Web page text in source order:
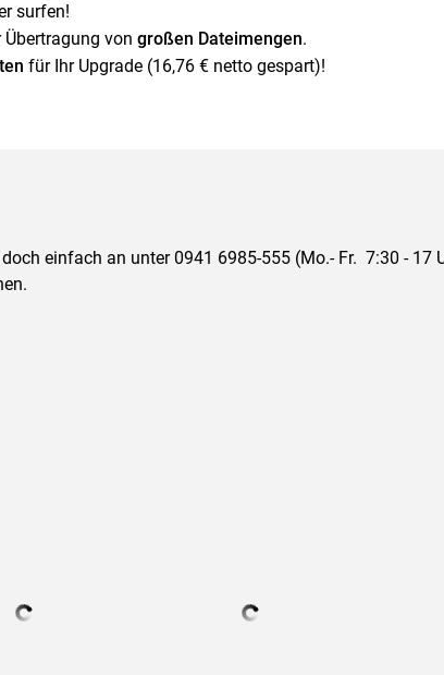
surfen!
von großen Dateimengen.
für Ihr Upgrade (16,76 € netto gespart)!
einfach an unter 0941 6985-555 (Mo.- Fr.  7:30 - 17